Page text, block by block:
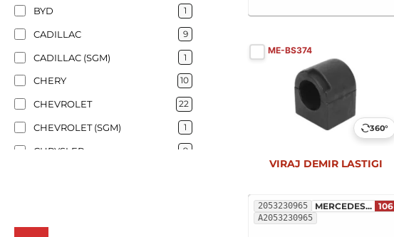
BYD 1
CADILLAC 9
CADILLAC (SGM) 1
CHERY 10
CHEVROLET 22
CHEVROLET (SGM) 1
CHRYSLER 9
ME-BS374
360°
2053230965
A2053230965
MERCEDES... 106
VIRAJ DEMIR LASTIGI